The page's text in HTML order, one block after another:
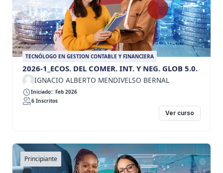
TECNÓLOGO EN GESTION CONTABLE Y FINANCIERA
2026-1_ECOS. DEL COMER. INT. Y NEG. GLOB 5.0.
IGNACIO ALBERTO MENDIVELSO BERNAL
Iniciado:: Feb 2026
6 Inscritos
Ver curso
Principiante